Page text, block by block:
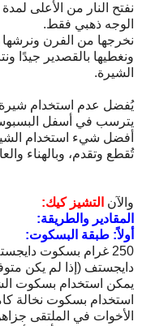
الوجه ذهبي فقط.
نخرجها من الفرن
ونغطيها بالقصدير جيدًا
الشيرة.
يُفضل عدم استخدام
يترسب في أسفل
أفضل شيء استخدام
تُقطع وتقدم، وبالهناء
والآن التشيز كيك:
المقادير والطريقة:
أولاً: طبقة البسكوت:
دايجستف (إذا لم يكن
يمكن استخدام بسكوت
استخدام بسكوت نخالة
الأخوات في الملتقى